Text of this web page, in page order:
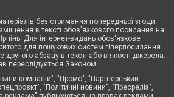
без отримання попередньої згоди
в тексті обов'язкового посилання на
Для інтернет-видань обов'язкове
для пошукових систем гіперпосилання
другого абзацу в тексті або в якості джерела.
переслідується Законом.
компаній", "Промо", "Партнерський
"Політичні новини", "Пресреліз",